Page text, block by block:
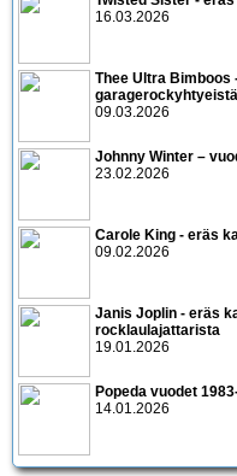
16.03.2026
Thee Ultra
garagerockyhtyeistä
09.03.2026
Johnny Winter –
23.02.2026
Carole King - eräs
09.02.2026
Janis Joplin - eräs
rocklaulajattarista
19.01.2026
Popeda vuodet
14.01.2026